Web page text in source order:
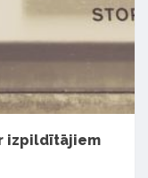
izpildītājiem